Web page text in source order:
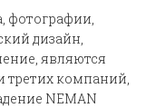
фотографии,
дизайн,
являются
третих компаний,
NEMAN